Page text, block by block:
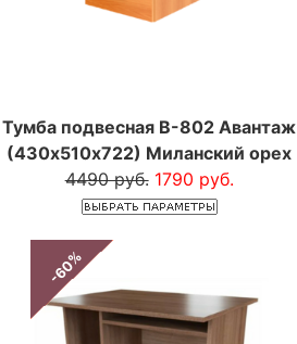
Тумба подвесная В-802 Авантаж
(430х510х722) Миланский орех
4490 руб. 1790 руб.
-60%